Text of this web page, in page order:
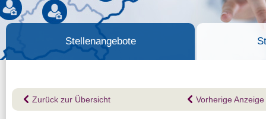
Stellenangebote
Zurück zur Übersicht Vorherige Anzeige